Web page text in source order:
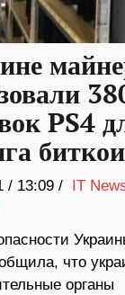
PS4
/ 13:09 / IT
что
органы